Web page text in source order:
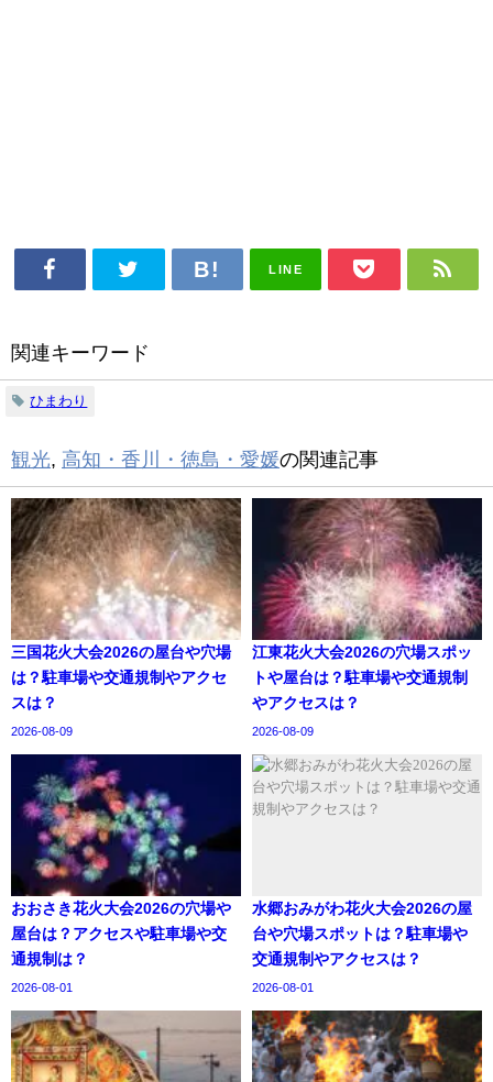
LINE
関連キーワード
ひまわり
観光, 高知・香川・徳島・愛媛の関連記事
三国花火大会2026の屋台や穴場
は？駐車場や交通規制やアクセ
スは？
2026-08-09
江東花火大会2026の穴場スポッ
トや屋台は？駐車場や交通規制
やアクセスは？
2026-08-09
おおさき花火大会2026の穴場や
屋台は？アクセスや駐車場や交
通規制は？
2026-08-01
水郷おみがわ花火大会2026の屋
台や穴場スポットは？駐車場や
交通規制やアクセスは？
2026-08-01